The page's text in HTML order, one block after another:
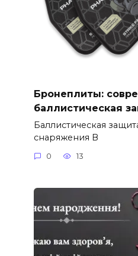
Бронеплиты:
баллистическая
Баллистическая
снаряжения В
0 13